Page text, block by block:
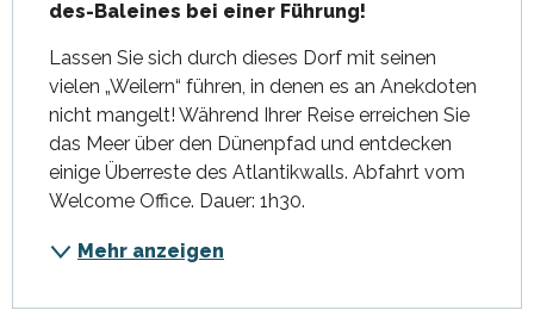
des-Baleines bei einer Führung!
Lassen Sie sich durch dieses Dorf mit seinen
vielen „Weilern“ führen, in denen es an Anekdoten
nicht mangelt! Während Ihrer Reise erreichen Sie
das Meer über den Dünenpfad und entdecken
einige Überreste des Atlantikwalls. Abfahrt vom
Welcome Office. Dauer: 1h30.
Mehr anzeigen